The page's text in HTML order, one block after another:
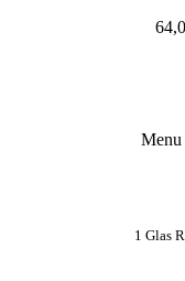
Menu
1 Glas